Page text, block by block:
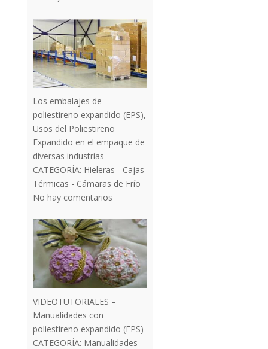
Los embalajes de
poliestireno expandido (EPS),
Usos del Poliestireno
Expandido en el empaque de
diversas industrias
CATEGORÍA: Hieleras - Cajas
Térmicas - Cámaras de Frío
No hay comentarios
VIDEOTUTORIALES –
Manualidades con
poliestireno expandido (EPS)
CATEGORÍA: Manualidades